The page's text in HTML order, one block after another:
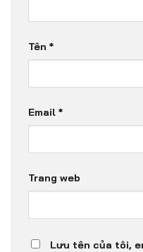
Tên *
Email *
Trang web
Lưu tên của tôi,